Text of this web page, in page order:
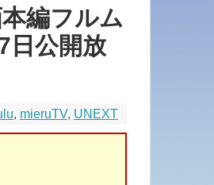
編フルム
日公開放
, mieruTV, UNEXT